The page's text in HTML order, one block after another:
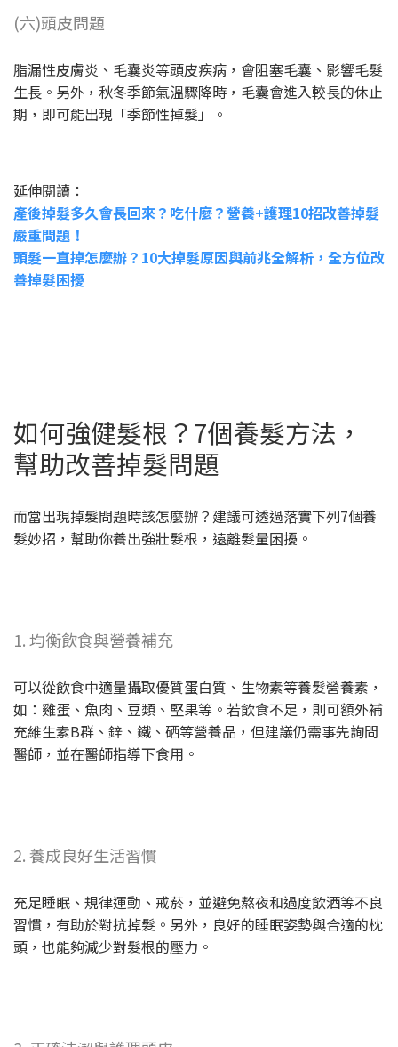
(六)頭皮問題
脂漏性皮膚炎、毛囊炎等頭皮疾病，會阻塞毛囊、影響毛髮
生長。另外，秋冬季節氣溫驟降時，毛囊會進入較長的休止
期，即可能出現「季節性掉髮」。
延伸閱讀：
產後掉髮多久會長回來？吃什麼？營養+護理10招改善掉髮
嚴重問題！
頭髮一直掉怎麼辦？10大掉髮原因與前兆全解析，全方位改
善掉髮困擾
如何強健髮根？7個養髮方法，
幫助改善掉髮問題
而當出現掉髮問題時該怎麼辦？建議可透過落實下列7個養
髮妙招，幫助你養出強壯髮根，遠離髮量困擾。
1. 均衡飲食與營養補充
可以從飲食中適量攝取優質蛋白質、生物素等養髮營養素，
如：雞蛋、魚肉、豆類、堅果等。若飲食不足，則可額外補
充維生素B群、鋅、鐵、硒等營養品，但建議仍需事先詢問
醫師，並在醫師指導下食用。
2. 養成良好生活習慣
充足睡眠、規律運動、戒菸，並避免熬夜和過度飲酒等不良
習慣，有助於對抗掉髮。另外，良好的睡眠姿勢與合適的枕
頭，也能夠減少對髮根的壓力。